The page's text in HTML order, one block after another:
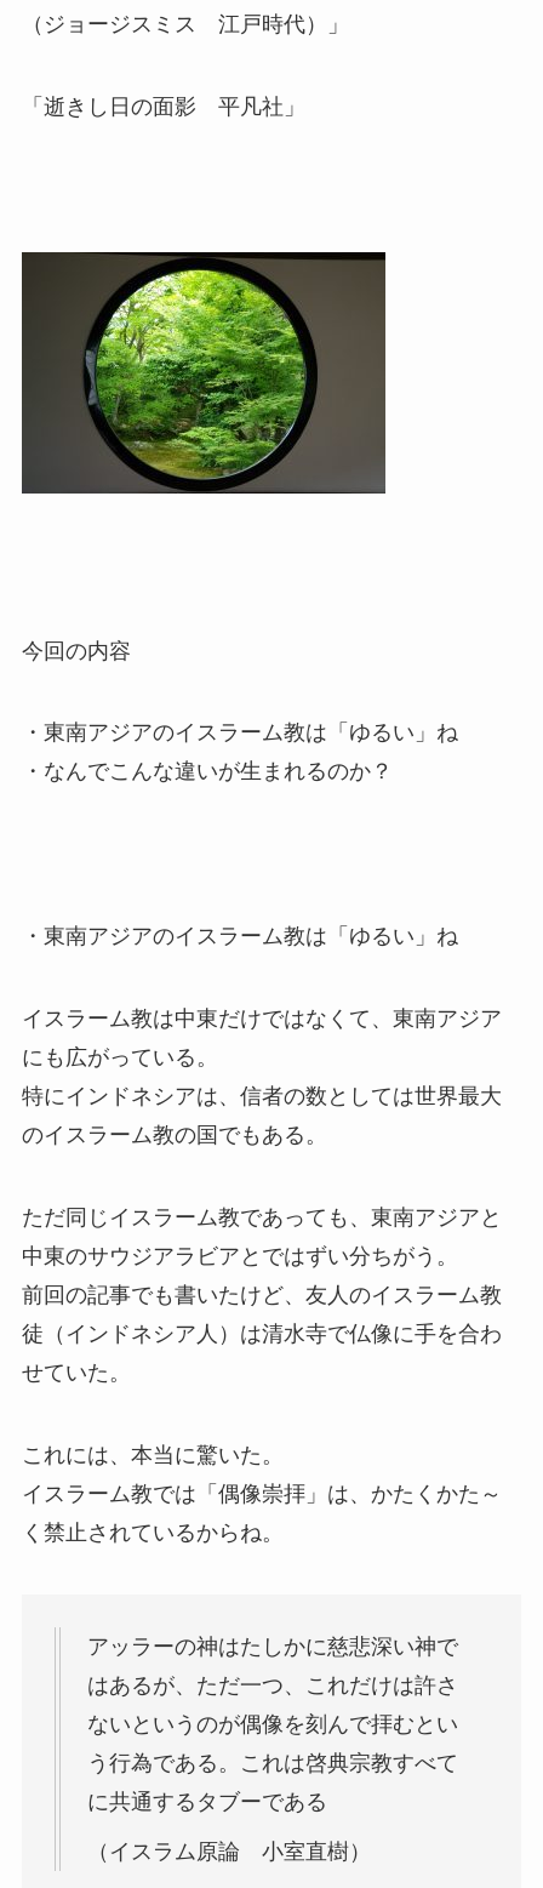
（ジョージスミス 江戸時代）」
「逝きし日の面影 平凡社」
今回の内容
・東南アジアのイスラーム教は「ゆるい」ね
・なんでこんな違いが生まれるのか？
・東南アジアのイスラーム教は「ゆるい」ね
イスラーム教は中東だけではなくて、東南アジア
にも広がっている。
特にインドネシアは、信者の数としては世界最大
のイスラーム教の国でもある。
ただ同じイスラーム教であっても、東南アジアと
中東のサウジアラビアとではずい分ちがう。
前回の記事でも書いたけど、友人のイスラーム教
徒（インドネシア人）は清水寺で仏像に手を合わ
せていた。
これには、本当に驚いた。
イスラーム教では「偶像崇拝」は、かたくかた～
く禁止されているからね。
アッラーの神はたしかに慈悲深い神で
はあるが、ただ一つ、これだけは許さ
ないというのが偶像を刻んで拝むとい
う行為である。これは啓典宗教すべて
に共通するタブーである
（イスラム原論 小室直樹）